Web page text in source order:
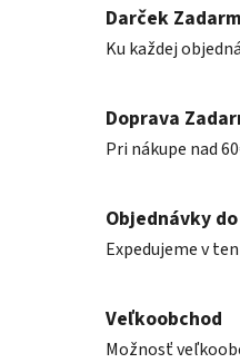
Darček
Ku každej
Doprava
Pri nákupe nad
Objednávky
Expedujeme v
Veľkoobchod
Možnosť